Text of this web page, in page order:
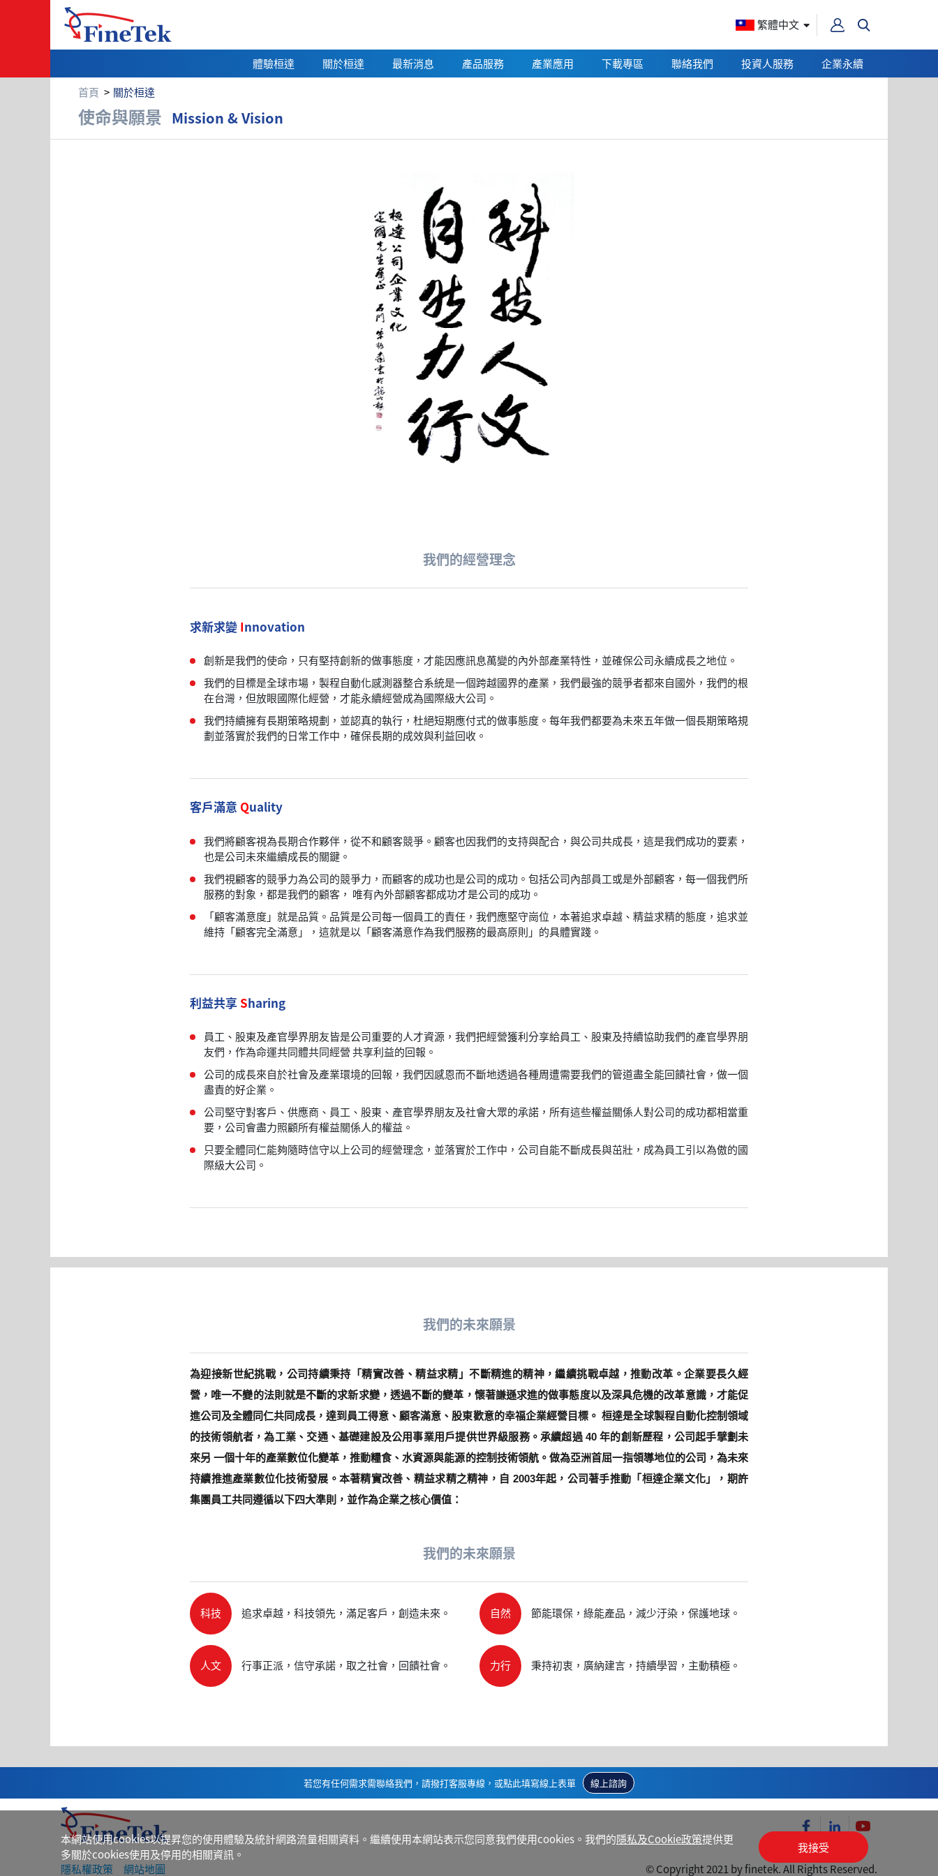
繁體中文
體驗桓達 關於桓達 最新消息 產品服務 產業應用 下載專區 聯絡我們 投資人服務
企業永續
首頁
關於桓達
使命與願景
使命與願景 Mission & Vision
我們的經營理念
求新求變 Innovation
創新是我們的使命，只有堅持創新的做事態度，才能因應訊息萬變的內外部產業特性，並確保公司永續成長之地位。
我們的目標是全球市場，製程自動化感測器整合系統是一個跨越國界的產業，我們最強的競爭者都來自國外，我們的根
在台灣，但放眼國際化經營，才能永續經營成為國際級大公司。
我們持續擁有長期策略規劃，並認真的執行，杜絕短期應付式的做事態度。每年我們都要為未來五年做一個長期策略規
劃並落實於我們的日常工作中，確保長期的成效與利益回收。
客戶滿意 Quality
我們將顧客視為長期合作夥伴，從不和顧客競爭。顧客也因我們的支持與配合，與公司共成長，這是我們成功的要素，
也是公司未來繼續成長的關鍵。
我們視顧客的競爭力為公司的競爭力，而顧客的成功也是公司的成功。包括公司內部員工或是外部顧客，每一個我們所
服務的對象，都是我們的顧客， 唯有內外部顧客都成功才是公司的成功。
「顧客滿意度」就是品質。品質是公司每一個員工的責任，我們應堅守崗位，本著追求卓越、精益求精的態度，追求並
維持「顧客完全滿意」，這就是以「顧客滿意作為我們服務的最高原則」的具體實踐。
利益共享 Sharing
員工、股東及產官學界朋友皆是公司重要的人才資源，我們把經營獲利分享給員工、股東及持續協助我們的產官學界朋
友們，作為命運共同體共同經營 共享利益的回報。
公司的成長來自於社會及產業環境的回報，我們因感恩而不斷地透過各種周遭需要我們的管道盡全能回饋社會，做一個
盡責的好企業。
公司堅守對客戶、供應商、員工、股東、產官學界朋友及社會大眾的承諾，所有這些權益關係人對公司的成功都相當重
要，公司會盡力照顧所有權益關係人的權益。
只要全體同仁能夠隨時信守以上公司的經營理念，並落實於工作中，公司自能不斷成長與茁壯，成為員工引以為傲的國
際級大公司。
我們的未來願景
為迎接新世紀挑戰，公司持續秉持「精實改善、精益求精」不斷精進的精神，繼續挑戰卓越，推動改革。企業要長久經
營，唯一不變的法則就是不斷的求新求變，透過不斷的變革，懷著謙遜求進的做事態度以及深具危機的改革意識，才能促
進公司及全體同仁共同成長，達到員工得意、顧客滿意、股東歡意的幸福企業經營目標。 桓達是全球製程自動化控制領域
的技術領航者，為工業、交通、基礎建設及公用事業用戶提供世界級服務。承續超過 40 年的創新歷程，公司起手擘劃未
來另 一個十年的產業數位化變革，推動糧食、水資源與能源的控制技術領航。做為亞洲首屈一指領導地位的公司，為未來
持續推進產業數位化技術發展。本著精實改善、精益求精之精神，自 2003年起，公司著手推動「桓達企業文化」，期許
集團員工共同遵循以下四大準則，並作為企業之核心價值：
我們的未來願景
科技 追求卓越，科技領先，滿足客戶，創造未來。 自然 節能環保，綠能產品，減少汙染，保護地球。
人文 行事正派，信守承諾，取之社會，回饋社會。 力行 秉持初衷，廣納建言，持續學習，主動積極。
若您有任何需求需聯絡我們，請撥打客服專線，或點此填寫線上表單 線上諮詢
隱私權政策 網站地圖 © Copyright 2021 by finetek. All Rights Reserved.
本網站使用cookies以提昇您的使用體驗及統計網路流量相關資料。繼續使用本網站表示您同意我們使用cookies。我們的隱私及Cookie政策提供更
多關於cookies使用及停用的相關資訊。
我接受